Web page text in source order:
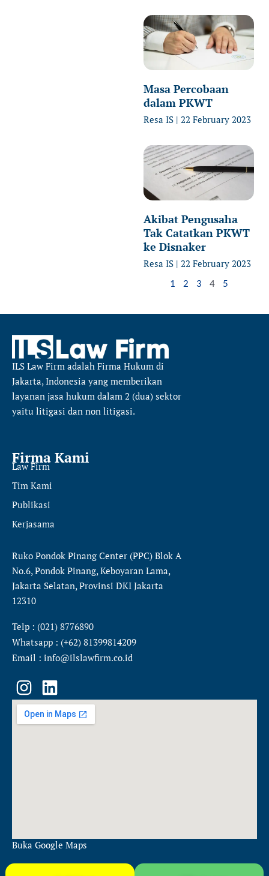
Masa Percobaan
dalam PKWT
Resa IS 22 February 2023
Akibat Pengusaha
Tak Catatkan PKWT
ke Disnaker
Resa IS 22 February 2023
1 2 3 4 5
ILS Law Firm adalah Firma Hukum di
Jakarta, Indonesia yang memberikan
layanan jasa hukum dalam 2 (dua) sektor
yaitu litigasi dan non litigasi.
Firma Kami
Law Firm
Tim Kami
Publikasi
Kerjasama
Ruko Pondok Pinang Center (PPC) Blok A
No.6, Pondok Pinang, Keboyaran Lama,
Jakarta Selatan, Provinsi DKI Jakarta
12310
Telp : (021) 8776890
Whatsapp : (+62) 81399814209
Email : info@ilslawfirm.co.id
I
n
s
L
i
n
Buka Google Maps